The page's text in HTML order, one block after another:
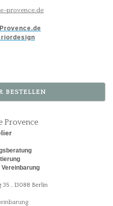
provence.de
BESTELLEN
Provence
35 , 13088 Berlin